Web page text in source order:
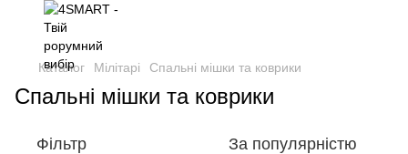
Каталог Мілітарі Спальні мішки та коврики
Спальні мішки та коврики
Фільтр За популярністю